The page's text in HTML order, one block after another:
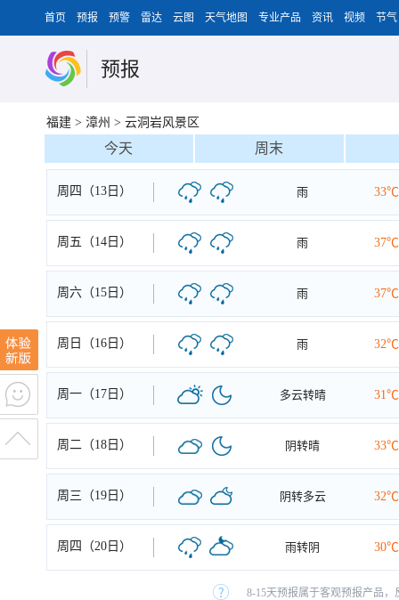
首页 预报 预警 雷达 云图 天气地图 专业产品 资讯 视频 节气
预报
福建 > 漳州 > 云洞岩风景区
今天 周末
周四（13日） 雨 33℃
周五（14日） 雨 37℃
周六（15日） 雨 37℃
周日（16日） 雨 32℃
周一（17日） 多云转晴 31℃
周二（18日） 阴转晴 33℃
周三（19日） 阴转多云 32℃
周四（20日） 雨转阴 30℃
8-15天预报属于客观预报产品